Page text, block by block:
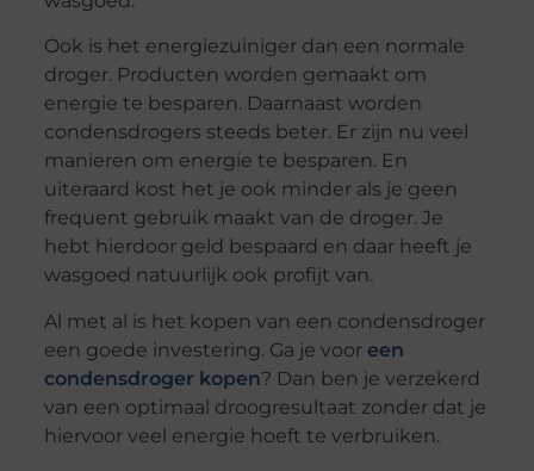
Ook is het energiezuiniger dan een normale
droger. Producten worden gemaakt om
energie te besparen. Daarnaast worden
condensdrogers steeds beter. Er zijn nu veel
manieren om energie te besparen. En
uiteraard kost het je ook minder als je geen
frequent gebruik maakt van de droger. Je
hebt hierdoor geld bespaard en daar heeft je
wasgoed natuurlijk ook profijt van.
Al met al is het kopen van een condensdroger
een goede investering. Ga je voor een
condensdroger kopen? Dan ben je verzekerd
van een optimaal droogresultaat zonder dat je
hiervoor veel energie hoeft te verbruiken.